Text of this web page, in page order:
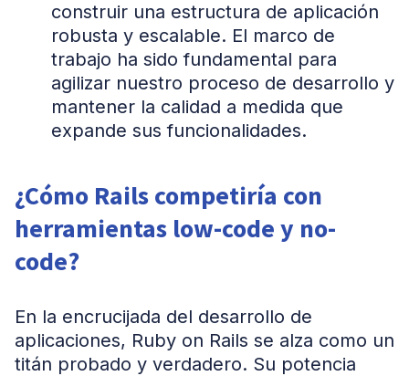
construir una estructura de aplicación
robusta y escalable. El marco de
trabajo ha sido fundamental para
agilizar nuestro proceso de desarrollo y
mantener la calidad a medida que
expande sus funcionalidades.
¿Cómo Rails competiría con
herramientas low-code y no-
code?
En la encrucijada del desarrollo de
aplicaciones, Ruby on Rails se alza como un
titán probado y verdadero. Su potencia